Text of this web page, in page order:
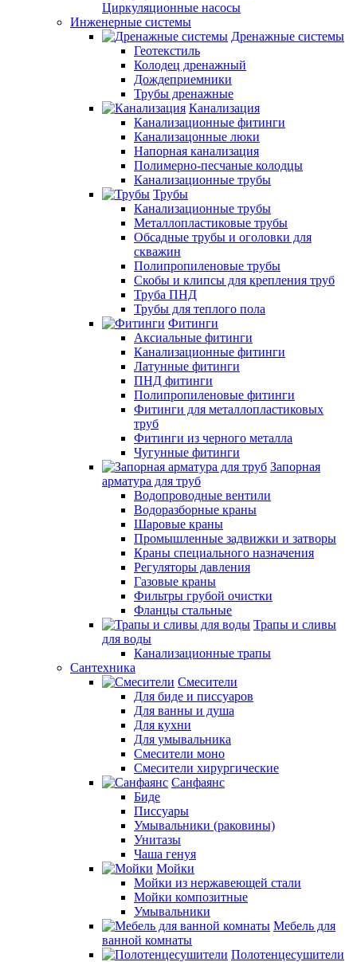
Циркуляционные насосы
Инженерные системы
Дренажные системы
Геотекстиль
Колодец дренажный
Дождеприемники
Трубы дренажные
Канализация
Канализационные фитинги
Канализацонные люки
Напорная канализация
Полимерно-песчаные колодцы
Канализационные трубы
Трубы
Канализационные трубы
Металлопластиковые трубы
Обсадные трубы и оголовки для
скважин
Полипропиленовые трубы
Скобы и клипсы для крепления труб
Труба ПНД
Трубы для теплого пола
Фитинги
Аксиальные фитинги
Канализационные фитинги
Латунные фитинги
ПНД фитинги
Полипропиленовые фитинги
Фитинги для металлопластиковых
труб
Фитинги из черного металла
Чугунные фитинги
Запорная
арматура для труб
Водопроводные вентили
Водоразборные краны
Шаровые краны
Промышленные задвижки и затворы
Краны специального назначения
Регуляторы давления
Газовые краны
Фильтры грубой очистки
Фланцы стальные
Трапы и сливы
для воды
Канализационные трапы
Сантехника
Смесители
Для биде и писсуаров
Для ванны и душа
Для кухни
Для умывальника
Смесители моно
Смесители хирургические
Санфаянс
Биде
Писсуары
Умывальники (раковины)
Унитазы
Чаша генуя
Мойки
Мойки из нержавеющей стали
Мойки композитные
Умывальники
Мебель для
ванной комнаты
Полотенцесушители